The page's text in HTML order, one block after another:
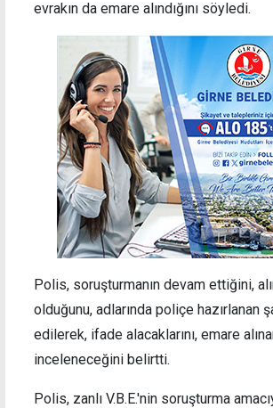
evrakın da emare alındığını söyledi.
Polis, soruşturmanın devam ettiğini,
olduğunu, adlarında poliçe hazırlanan
edilerek, ifade alacaklarını, emare
inceleneceğini belirtti.
Polis, zanlı V.B.E.'nin soruşturma